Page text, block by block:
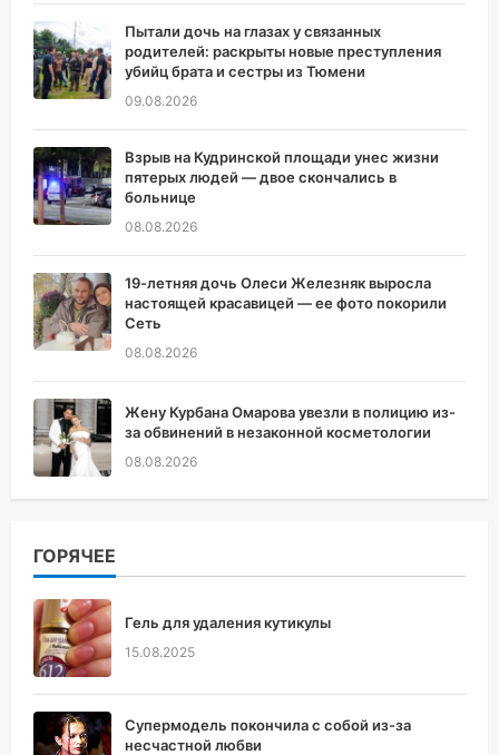
Пытали дочь на глазах у связанных
родителей: раскрыты новые преступления
убийц брата и сестры из Тюмени
09.08.2026
Взрыв на Кудринской площади унес жизни
пятерых людей — двое скончались в
больнице
08.08.2026
19-летняя дочь Олеси Железняк выросла
настоящей красавицей — ее фото покорили
Сеть
08.08.2026
Жену Курбана Омарова увезли в полицию из-
за обвинений в незаконной косметологии
08.08.2026
ГОРЯЧЕЕ
Гель для удаления кутикулы
15.08.2025
Супермодель покончила с собой из-за
несчастной любви